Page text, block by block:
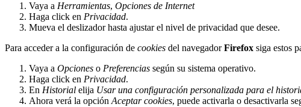
Vaya a Herramientas, Opciones de Internet
Haga click en Privacidad.
Mueva el deslizador hasta ajustar el nivel de privacidad que desee.
Para acceder a la configuración de cookies del navegadorFirefox siga estos
Vaya a Opciones o Preferencias según su sistema operativo.
Haga click en Privacidad.
En Historial elija Usar una configuración personalizada para el
Ahora verá la opciónAceptar cookies, puede activarla o desactivarla